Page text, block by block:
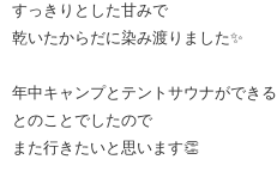
すっきりとした甘みで
乾いたからだに染み渡りました✨
年中キャンプとテントサウナができる
とのことでしたので
また行きたいと思います👏